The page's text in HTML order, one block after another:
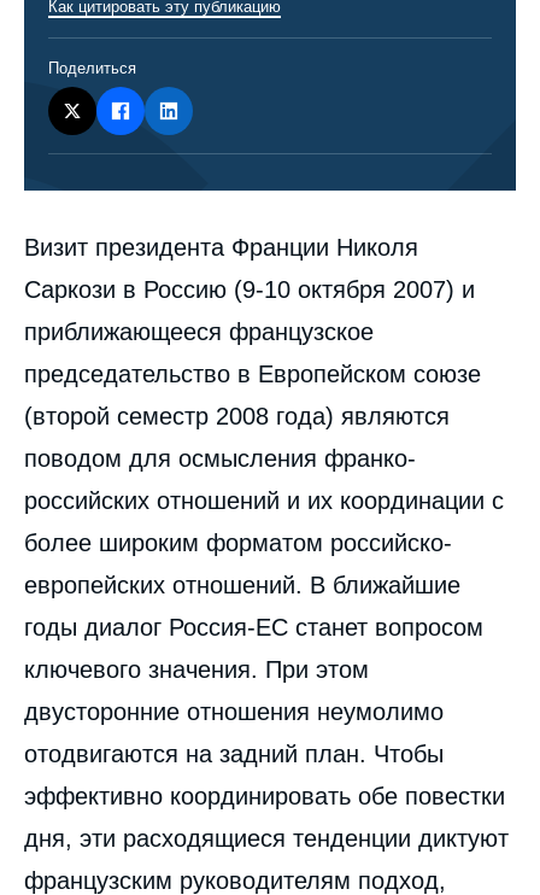
Corps
analyses
Визит президента Франции Николя
Саркози в Россию (9-10 октября 2007) и
приближающееся французское
председательство в Европейском союзе
(второй семестр 2008 года) являются
поводом для осмысления франко-
российских отношений и их координации с
более широким форматом российско-
европейских отношений. В ближайшие
годы диалог Россия-ЕС станет вопросом
ключевого значения. При этом
двусторонние отношения неумолимо
отодвигаются на задний план. Чтобы
эффективно координировать обе повестки
дня, эти расходящиеся тенденции диктуют
французским руководителям подход,
Как цитировать эту публикацию
Поделиться